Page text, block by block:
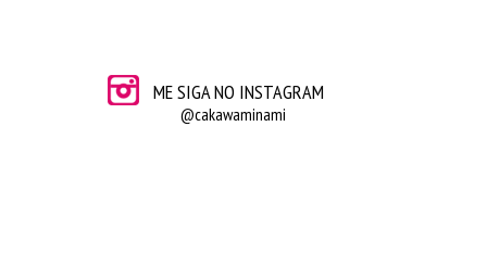
ME SIGA NO INSTAGRAM
@cakawaminami